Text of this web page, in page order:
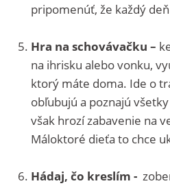
pripomenúť, že každý
Hra na schovávačku –
na ihrisku alebo vonku,
ktorý máte doma. Ide o
obľubujú a poznajú
však hrozí zabavenie na
Máloktoré dieťa to chce
Hádaj, čo kreslím -